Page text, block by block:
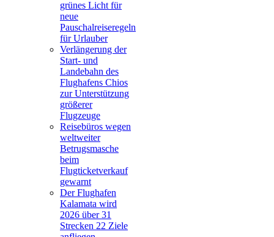
grünes Licht für
neue
Pauschalreiseregeln
für Urlauber
Verlängerung der
Start- und
Landebahn des
Flughafens Chios
zur Unterstützung
größerer
Flugzeuge
Reisebüros wegen
weltweiter
Betrugsmasche
beim
Flugticketverkauf
gewarnt
Der Flughafen
Kalamata wird
2026 über 31
Strecken 22 Ziele